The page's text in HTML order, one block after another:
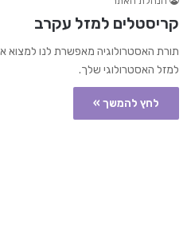
קריסטלים למזל עקרב
תורת האסטרולוגיה מאפשרת לנו למצוא
למזל האסטרולוגי שלך.
לחץ להמשך »